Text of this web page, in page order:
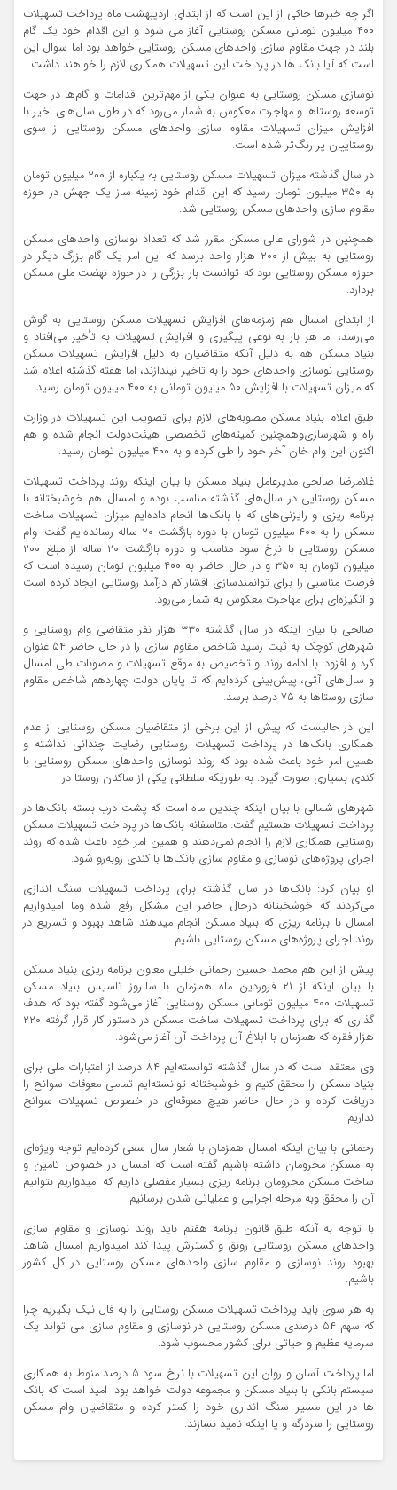
اگر چه خبرها حاکی از این است که از ابتدای اردیبهشت ماه پرداخت تسهیلات
۴۰۰ میلیون تومانی مسکن روستایی آغاز می شود و این اقدام خود یک گام
بلند در جهت مقاوم سازی واحدهای مسکن روستایی خواهد بود اما سوال این
است که آیا بانک ها در پرداخت این تسهیلات همکاری لازم را خواهند داشت.
نوسازی مسکن روستایی به عنوان یکی از مهم‌ترین اقدامات و گام‌ها در جهت
توسعه روستاها و مهاجرت معکوس به شمار می‌رود که در طول سال‌های اخیر با
افزایش میزان تسهیلات مقاوم سازی واحدهای مسکن روستایی از سوی
روستاییان پر رنگ‌تر شده است.
در سال گذشته میزان تسهیلات مسکن روستایی به یکباره از ۲۰۰ میلیون تومان
به ۳۵۰ میلیون تومان رسید که این اقدام خود زمینه ساز یک جهش در حوزه
مقاوم سازی واحدهای مسکن روستایی شد.
همچنین در شورای عالی مسکن مقرر شد که تعداد نوسازی واحدهای مسکن
روستایی به بیش از ۲۰۰ هزار واحد برسد که‌ این امر یک گام بزرگ دیگر در
حوزه مسکن روستایی بود که توانست بار بزرگی را در حوزه نهضت ملی مسکن
بردارد.
از ابتدای امسال هم زمزمه‌های افزایش تسهیلات مسکن روستایی به گوش
می‌رسد، اما هر بار به نوعی پیگیری و افزایش تسهیلات به تأخیر می‌افتاد و
بنیاد مسکن هم به دلیل آنکه متقاضیان به دلیل افزایش تسهیلات مسکن
روستایی نوسازی واحدهای خود را به تاخیر نیندازند، اما هفته گذشته اعلام شد
که میزان تسهیلات با افزایش ۵۰ میلیون تومانی به ۴۰۰ میلیون تومان رسید.
طبق اعلام بنیاد مسکن مصوبه‌های لازم برای تصویب این تسهیلات در وزارت
راه و شهرسازی‌وهمچنین کمیته‌های تخصصی هیئت‌دولت انجام شده و هم
اکنون این وام خان آخر خود را طی کرده و به ۴۰۰ میلیون تومان رسید.
غلامرضا صالحی مدیرعامل بنیاد مسکن با بیان اینکه روند پرداخت تسهیلات
مسکن روستایی در سال‌های گذشته مناسب بوده و امسال هم خوشبختانه با
برنامه ریزی و رایزنی‌های که با بانک‌ها انجام داده‌ایم میزان تسهیلات ساخت
مسکن را به ۴۰۰ میلیون تومان با دوره بازگشت ۲۰ ساله رسانده‌ایم گفت: وام
مسکن روستایی با نرخ سود مناسب و دوره بازگشت ۲۰ ساله از مبلغ ۲۰۰
میلیون تومان به ۳۵۰ و در حال حاضر به ۴۰۰ میلیون تومان رسیده است که
فرصت مناسبی را برای توانمندسازی اقشار کم درآمد روستایی ایجاد کرده است
و انگیزه‌ای برای مهاجرت معکوس به شمار می‌رود.
صالحی با بیان اینکه در سال گذشته ۳۳۰ هزار نفر متقاضی وام روستایی و
شهرهای کوچک به ثبت رسید شاخص مقاوم سازی را در حال حاضر ۵۴ عنوان
کرد و افزود: با ادامه روند و تخصیص به موقع تسهیلات و مصوبات طی امسال
و سال‌های آتی، پیش‌بینی کرده‌ایم که تا پایان دولت چهاردهم شاخص مقاوم
سازی روستاها به ۷۵ درصد برسد.
این در حالیست که پیش از این برخی از متقاضیان مسکن روستایی از عدم
همکاری بانک‌ها در پرداخت تسهیلات روستایی رضایت چندانی نداشته و
همین امر خود باعث شده بود که روند نوسازی واحدهای مسکن روستایی با
کندی بسیاری صورت گیرد. به طوریکه سلطانی یکی از ساکنان روستا در
شهرهای شمالی با بیان اینکه چندین ماه است که پشت درب بسته بانک‌ها در
پرداخت تسهیلات هستیم گفت: متاسفانه بانک‌ها در پرداخت تسهیلات مسکن
روستایی همکاری لازم را انجام نمی‌دهند و همین امر خود باعث شده که روند
اجرای پروژه‌های نوسازی و مقاوم سازی بانک‌ها با کندی روبه‌رو شود.
او بیان کرد: بانک‌ها در سال گذشته برای پرداخت تسهیلات سنگ اندازی
می‌کردند که خوشخبتانه درحال حاضر این مشکل رفع شده وما امیدواریم
امسال با برنامه ریزی که بنیاد مسکن انجام میدهند شاهد بهبود و تسریع در
روند اجرای پروژه‌های مسکن روستایی باشیم.
پیش از این هم محمد حسین رحمانی خلیلی معاون برنامه ریزی بنیاد مسکن
با بیان اینکه از ۲۱ فروردین ماه همزمان با سالروز تاسیس بنیاد مسکن
تسهیلات ۴۰۰ میلیون تومانی مسکن روستایی آغاز می‌شود گفته بود که هدف
گذاری که برای پرداخت تسهیلات ساخت مسکن در دستور کار قرار گرفته ۲۲۰
هزار فقره که همزمان با ابلاغ آن پرداخت آن آغاز می‌شود.
وی معتقد است که در سال گذشته توانسته‌ایم ۸۴ درصد از اعتبارات ملی برای
بنیاد مسکن را محقق کنیم و خوشبختانه توانسته‌ایم تمامی معوقات سوانح را
دریافت کرده و در حال حاضر هیچ معوقه‌ای در خصوص تسهیلات سوانح
نداریم.
رحمانی با بیان اینکه امسال همزمان با شعار سال سعی کرده‌ایم توجه ویژه‌ای
به مسکن محرومان داشته باشیم گفته است که امسال در خصوص تامین و
ساخت مسکن محرومان برنامه ریزی بسیار مفصلی داریم که امیدواریم بتوانیم
آن را محقق وبه مرحله اجرایی و عملیاتی شدن برسانیم.
با توجه به آنکه طبق قانون برنامه هفتم باید روند نوسازی و مقاوم سازی
واحدهای مسکن روستایی رونق و گسترش پیدا کند امیدواریم امسال شاهد
بهبود روند نوسازی و مقاوم سازی واحدهای مسکن روستایی در کل کشور
باشیم.
به هر سوی باید پرداخت تسهیلات مسکن روستایی را به فال نیک بگیریم چرا
که سهم ۵۴ درصدی مسکن روستایی در نوسازی و مقاوم سازی می تواند یک
سرمایه عظیم و حیاتی برای کشور محسوب شود.
اما پرداخت آسان و روان این تسهیلات با نرخ سود ۵ درصد منوط به همکاری
سیستم بانکی با بنیاد مسکن و مجموعه دولت خواهد بود. امید است که بانک
ها در این مسیر سنگ انداری خود را کمتر کرده و متقاضیان وام مسکن
روستایی را سردرگم و یا اینکه نامید نسازند.